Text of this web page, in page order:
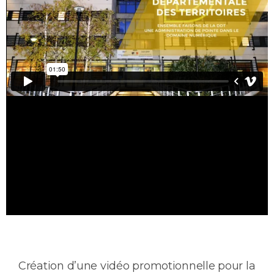
Création d’une vidéo promotionnelle pour la